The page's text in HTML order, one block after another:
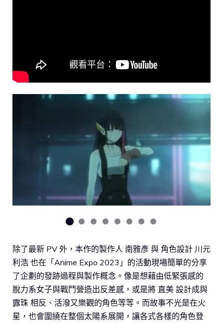
除了最新 PV 外，本作的製作人 南雅彥 與 角色設計 川元
利浩 也在「Anime Expo 2023」的活動現場簡單的分享
了企劃的發跡過程與製作概念。像是想藉由低緊張感的
脫力系女子與戰鬥營造出反差感，或是將 直美 設計成與
露珠 相反、活潑又樂觀的角色等等。而故事不光是在火
星，也會圍繞在整個太陽系展開，讓各式各樣的角色登